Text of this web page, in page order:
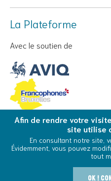
La Plateforme
Avec le soutien de
© Copyright 2026 La
Conditions Générales
Afin de rendre votre
site utilise
En consultant notre site,
Évidemment, vous pouvez
tout
OK !